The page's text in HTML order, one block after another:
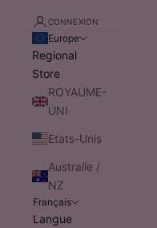
CONNEXION
Europe
Regional
Store
ROYAUME-
UNI
Etats-Unis
Australie /
NZ
Français
Langue